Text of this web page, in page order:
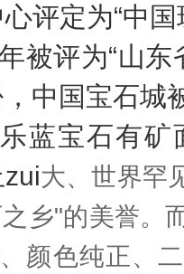
评定为“中
被评为“山
中国宝石城
蓝宝石有矿
大、世界罕
乡"的美誉。
颜色纯正、